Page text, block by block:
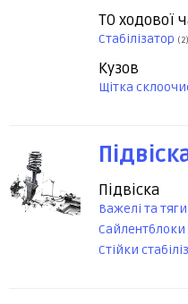
ТО ходової
Стабілізатор (2)
Кузов
Щітка
Підвіска
Важелі та тяги
Сайлентблоки
Стійки